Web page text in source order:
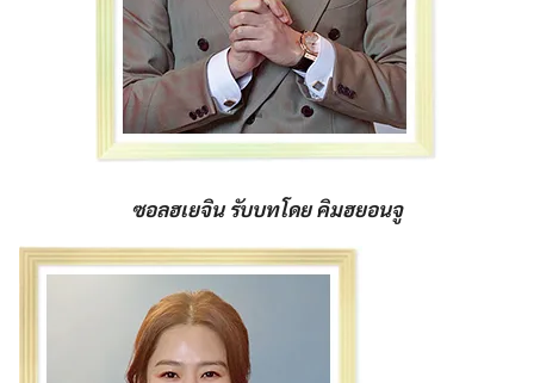
ซอลฮเยจิน รับบทโดย คิมฮยอนจู